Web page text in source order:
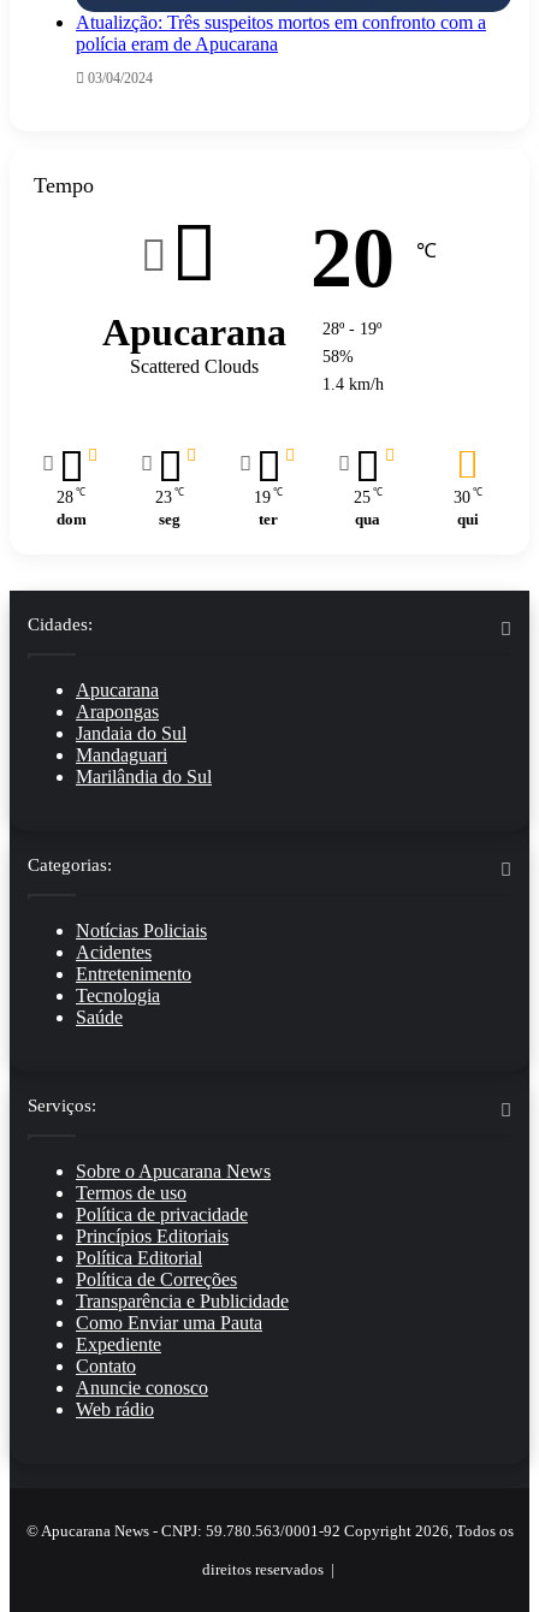
Atualizção: Três suspeitos mortos em confronto com a
polícia eram de Apucarana
03/04/2024
Tempo
Apucarana
Scattered Clouds
20 ℃
28º - 19º
58%
1.4 km/h
28 ℃
dom
23 ℃
seg
19 ℃
ter
25 ℃
qua
30 ℃
qui
Cidades:
Apucarana
Arapongas
Jandaia do Sul
Mandaguari
Marilândia do Sul
Categorias:
Notícias Policiais
Acidentes
Entretenimento
Tecnologia
Saúde
Serviços:
Sobre o Apucarana News
Termos de uso
Política de privacidade
Princípios Editoriais
Política Editorial
Política de Correções
Transparência e Publicidade
Como Enviar uma Pauta
Expediente
Contato
Anuncie conosco
Web rádio
© Apucarana News - CNPJ: 59.780.563/0001-92 Copyright 2026, Todos os
direitos reservados |